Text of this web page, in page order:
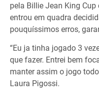
pela Billie Jean King
entrou em quadra
pouquíssimos erros,
“Eu ja tinha jogado 3
que fazer. Entrei bem
manter assim o jogo
Laura Pigossi.